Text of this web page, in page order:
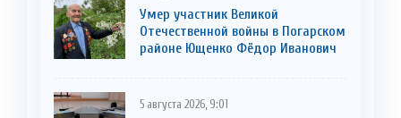
Умер участник Великой
Отечественной войны в Погарском
районе Ющенко Фёдор Иванович
5 августа 2026, 9:01